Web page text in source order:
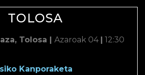
TOLOSA
Tolosa | Azaroak 04 | 12:30
Kanporaketa